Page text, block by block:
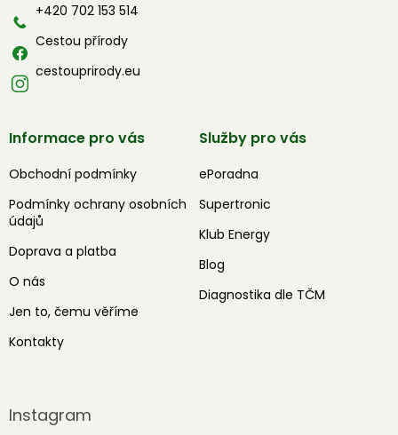
+420 702 153 514
Cestou přírody
cestouprirody.eu
Informace pro vás
Obchodní podmínky
Podmínky ochrany osobních
údajů
Doprava a platba
O nás
Jen to, čemu věříme
Kontakty
Služby pro vás
ePoradna
Supertronic
Klub Energy
Blog
Diagnostika dle TČM
Instagram